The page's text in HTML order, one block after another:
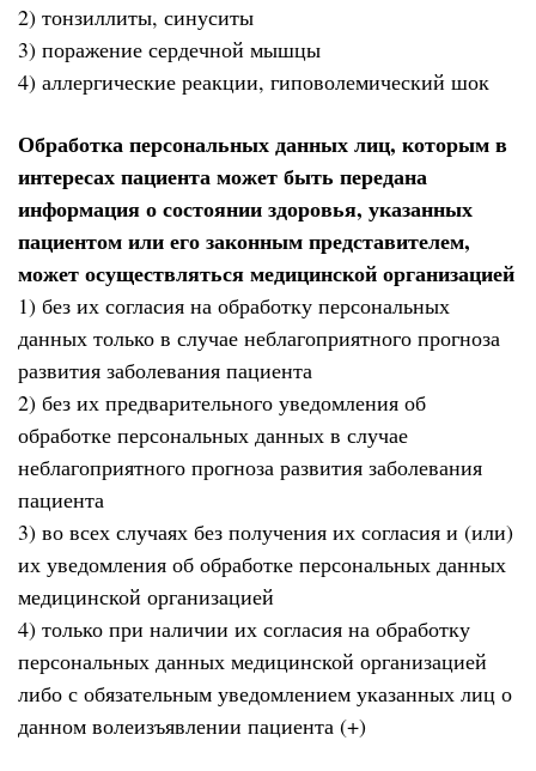
2) тонзиллиты, синуситы
3) поражение сердечной мышцы
4) аллергические реакции, гиповолемический шок
Обработка персональных данных лиц, которым в
интересах пациента может быть передана
информация о состоянии здоровья, указанных
пациентом или его законным представителем,
может осуществляться медицинской организацией
1) без их согласия на обработку персональных
данных только в случае неблагоприятного прогноза
развития заболевания пациента
2) без их предварительного уведомления об
обработке персональных данных в случае
неблагоприятного прогноза развития заболевания
пациента
3) во всех случаях без получения их согласия и (или)
их уведомления об обработке персональных данных
медицинской организацией
4) только при наличии их согласия на обработку
персональных данных медицинской организацией
либо с обязательным уведомлением указанных лиц о
данном волеизъявлении пациента (+)